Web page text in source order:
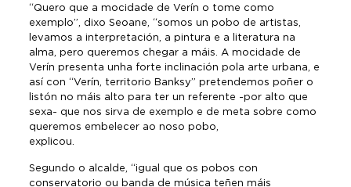
“Quero que a mocidade de Verín o tome como
exemplo”, dixo Seoane, “somos un pobo de artistas,
levamos a interpretación, a pintura e a literatura na
alma, pero queremos chegar a máis. A mocidade de
Verín presenta unha forte inclinación pola arte urbana, e
así con “Verín, territorio Banksy” pretendemos poñer o
listón no máis alto para ter un referente -por alto que
sexa- que nos sirva de exemplo e de meta sobre como
queremos embelecer ao noso pobo,
explicou.
Segundo o alcalde, “igual que os pobos con
conservatorio ou banda de música teñen máis